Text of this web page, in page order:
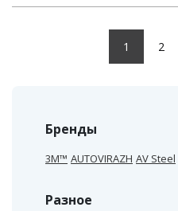
Бренды
3M™ AUTOVIRAZH AV Steel
Разное
1 2